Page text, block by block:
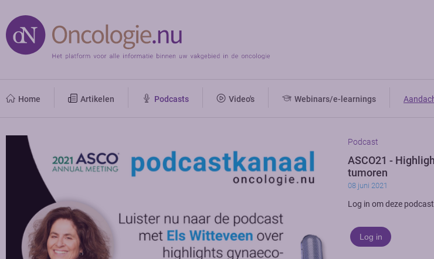
Home Artikelen Podcasts Video's Webinars/e-learnings
Podcast
ASCO21 -
tumoren
08 juni 2021
Log in om deze
Log in